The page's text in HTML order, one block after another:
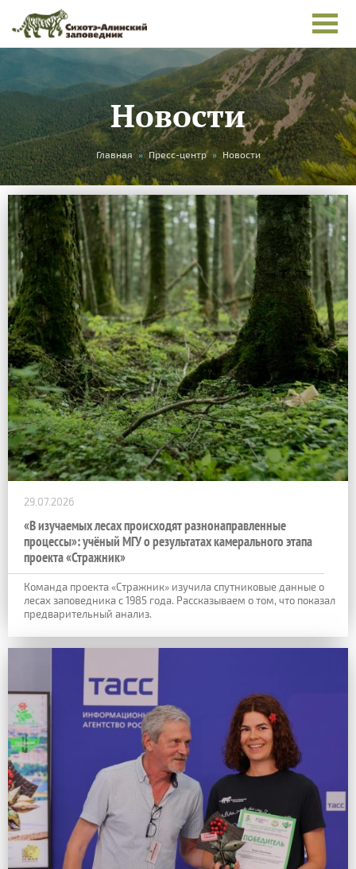
Новости
Вы
здесь
Главная » Пресс-центр » Новости
29.07.2026
«В изучаемых лесах происходят разнонаправленные
процессы»: учёный МГУ о результатах камерального этапа
проекта «Стражник»
Команда проекта «Стражник» изучила спутниковые данные о
лесах заповедника с 1985 года. Рассказываем о том, что показал
предварительный анализ.